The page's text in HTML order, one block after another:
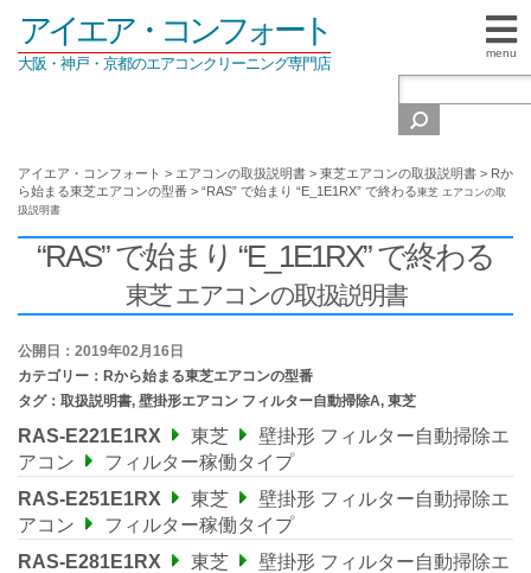
menu
アイエア・コンフォート
大阪・神戸・京都のエアコンクリーニング専門店
アイエア・コンフォート > エアコンの取扱説明書 > 東芝エアコンの取扱説明書 > Rか
ら始まる東芝エアコンの型番 > “RAS” で始まり “E_1E1RX” で終わる東芝 エアコンの取
扱説明書
“RAS” で始まり “E_1E1RX” で終わる
東芝 エアコンの取扱説明書
公開日：2019年02月16日
カテゴリー： Rから始まる東芝エアコンの型番
タグ： 取扱説明書, 壁掛形エアコン フィルター自動掃除A, 東芝
RAS-E221E1RX 東芝
壁掛形 フィルター自動掃除エ
アコン
フィルター稼働タイプ
RAS-E251E1RX
東芝
壁掛形 フィルター自動掃除エ
アコン
フィルター稼働タイプ
RAS-E281E1RX
東芝
壁掛形 フィルター自動掃除エ